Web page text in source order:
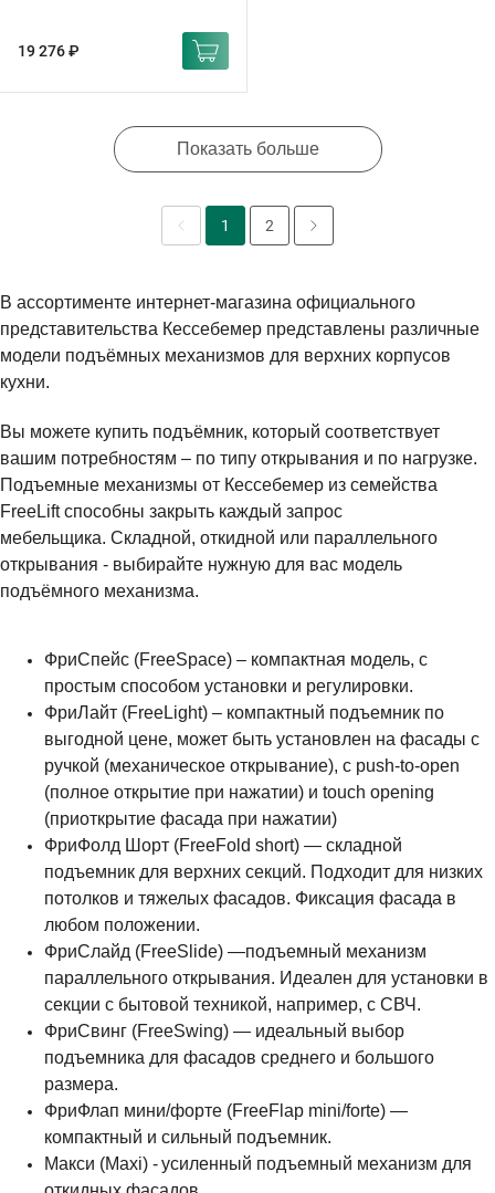
19 276 ₽
Показать больше
1 2
В ассортименте интернет-магазина официального
представительства Кессебемер представлены различные
модели подъёмных механизмов для верхних корпусов
кухни.
Вы можете купить подъёмник, который соответствует
вашим потребностям – по типу открывания и по нагрузке.
Подъемные механизмы от Кессебемер из семейства
FreeLift способны закрыть каждый запрос
мебельщика. Складной, откидной или параллельного
открывания - выбирайте нужную для вас модель
подъёмного механизма.
ФриСпейс (FreeSpace) – компактная модель, с
простым способом установки и регулировки.
ФриЛайт (FreeLight) – компактный подъемник по
выгодной цене, может быть установлен на фасады с
ручкой (механическое открывание), с push-to-open
(полное открытие при нажатии) и touch opening
(приоткрытие фасада при нажатии)
ФриФолд Шорт (FreeFold short) — складной
подъемник для верхних секций. Подходит для низких
потолков и тяжелых фасадов. Фиксация фасада в
любом положении.
ФриСлайд (FreeSlide) —подъемный механизм
параллельного открывания. Идеален для установки в
секции с бытовой техникой, например, с СВЧ.
ФриСвинг (FreeSwing) — идеальный выбор
подъемника для фасадов среднего и большого
размера.
ФриФлап мини/форте (FreeFlap mini/forte) —
компактный и сильный подъемник.
Макси (Maxi) -усиленный подъемный механизм для